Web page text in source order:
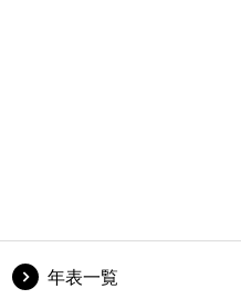
年表一覧